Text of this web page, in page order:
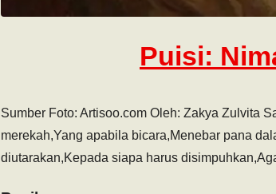
Puisi:
Sumber Foto: Artisoo.com Oleh: Zakya Zulvita
merekah,Yang apabila bicara,Menebar pana
diutarakan,Kepada siapa harus